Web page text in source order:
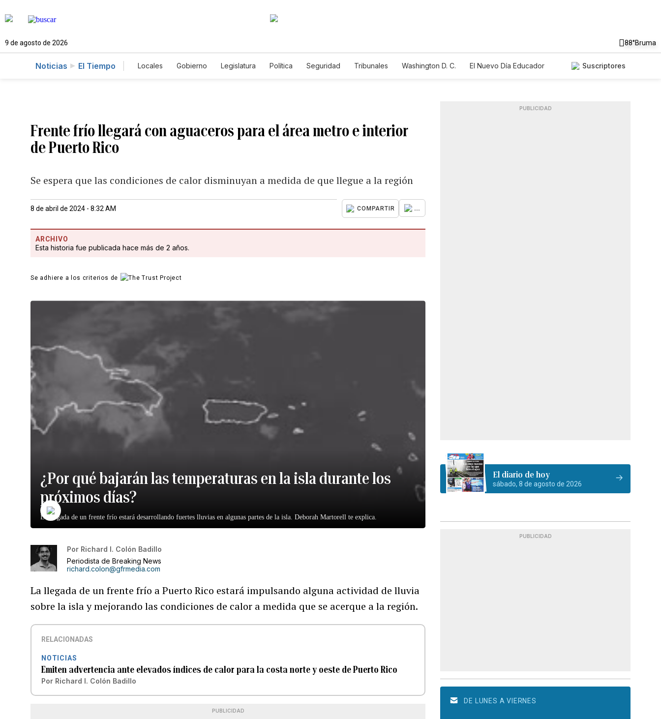
9 de agosto de 2026 88°Bruma
Noticias El Tiempo Locales Gobierno Legislatura Política Seguridad Tribunales Washington D. C.
El Nuevo Día Educador
Suscriptores
Frente frío llegará con aguaceros para el área metro e interior
de Puerto Rico
Se espera que las condiciones de calor disminuyan a medida de que llegue a la región
8 de abril de 2024 - 8:32 AM COMPARTIR ...
ARCHIVO
Esta historia fue publicada hace más de 2 años.
Se adhiere a los criterios de
¿Por qué bajarán las temperaturas en la isla durante los
próximos días?
La llegada de un frente frío estará desarrollando fuertes lluvias en algunas partes de la isla. Deborah Martorell te explica.
Por Richard I. Colón Badillo
Periodista de Breaking News
richard.colon@gfrmedia.com
La llegada de un frente frío a Puerto Rico estará impulsando alguna actividad de lluvia
sobre la isla y mejorando las condiciones de calor a medida que se acerque a la región.
RELACIONADAS
NOTICIAS
Emiten advertencia ante elevados índices de calor para la costa norte y oeste de Puerto Rico
Por Richard I. Colón Badillo
PUBLICIDAD
PUBLICIDAD
El diario de hoy
sábado, 8 de agosto de 2026
PUBLICIDAD
DE LUNES A VIERNES